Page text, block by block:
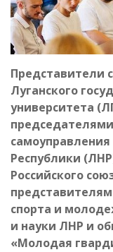
Представители
Луганского
университета
Республики
Российского
спорта и
и науки ЛНР и
«Молодая